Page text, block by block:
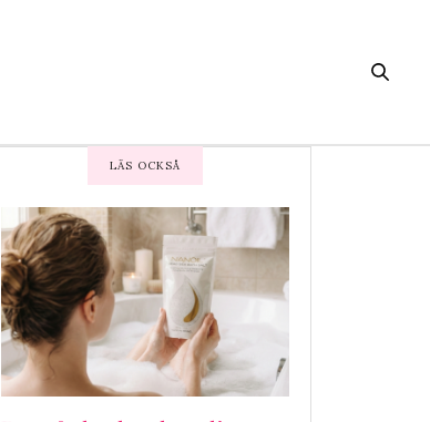
LÄS OCKSÅ